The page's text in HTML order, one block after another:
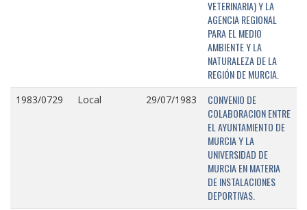
VETERINARIA) Y LA
AGENCIA REGIONAL
PARA EL MEDIO
AMBIENTE Y LA
NATURALEZA DE LA
REGIÓN DE MURCIA.
1983/0729 Local 29/07/1983
CONVENIO DE
COLABORACION ENTRE
EL AYUNTAMIENTO DE
MURCIA Y LA
UNIVERSIDAD DE
MURCIA EN MATERIA
DE INSTALACIONES
DEPORTIVAS.